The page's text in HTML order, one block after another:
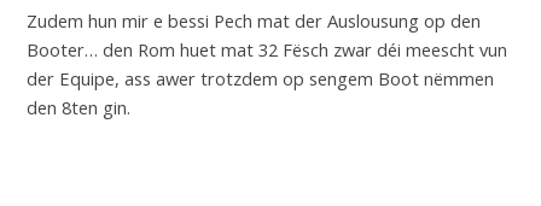
Zudem hun mir e bessi Pech mat der Auslousung op den
Booter… den Rom huet mat 32 Fësch zwar déi meescht vun
der Equipe, ass awer trotzdem op sengem Boot nëmmen
den 8ten gin.